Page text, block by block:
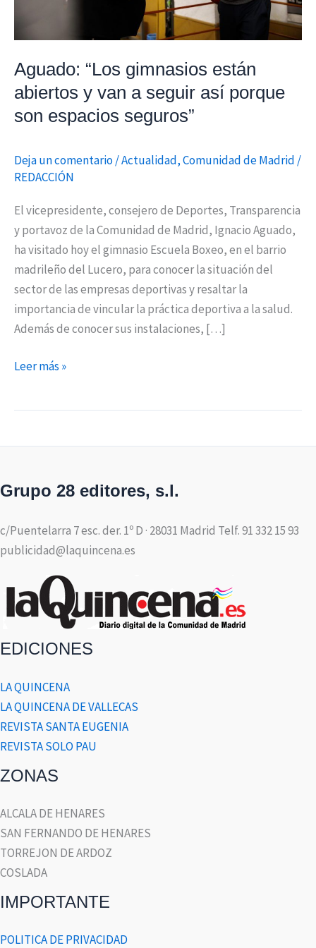
Aguado: “Los gimnasios están
abiertos y van a seguir así porque
son espacios seguros”
Deja un comentario/Actualidad,Comunidad de Madrid/
REDACCIÓN
El vicepresidente, consejero de Deportes, Transparencia
y portavoz de la Comunidad de Madrid, Ignacio Aguado,
ha visitado hoy el gimnasio Escuela Boxeo, en el barrio
madrileño del Lucero, para conocer la situación del
sector de las empresas deportivas y resaltar la
importancia de vincular la práctica deportiva a la salud.
Además de conocer sus instalaciones, […]
son
espacios
seguros”
Leer más »
Grupo 28 editores, s.l.
c/Puentelarra 7 esc. der. 1º D · 28031 Madrid Telf. 91 332 15 93
publicidad@laquincena.es
EDICIONES
LA QUINCENA
LA QUINCENA DE VALLECAS
REVISTA SANTA EUGENIA
REVISTA SOLO PAU
ZONAS
ALCALA DE HENARES
SAN FERNANDO DE HENARES
TORREJON DE ARDOZ
COSLADA
IMPORTANTE
POLITICA DE PRIVACIDAD